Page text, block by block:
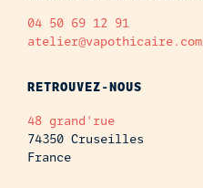
04 50 69 12 91
atelier@vapothicaire.com
RETROUVEZ-NOUS
48 grand'rue
74350 Cruseilles
France